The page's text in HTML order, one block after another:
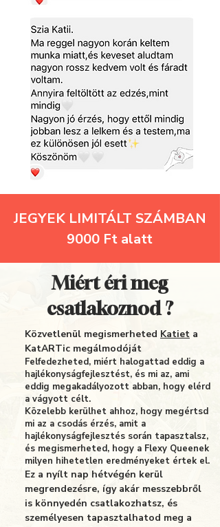
JEGYEK LIMITÁLT SZÁMBAN
9000 Ft alatt
Miért éri meg
csatlakoznod ?
Közvetlenül megismerheted Katiet a
KatARTic megálmodóját
Felfedezheted, miért halogattad eddig a
hajlékonyságfejlesztést, és mi az, ami
eddig megakadályozott abban, hogy elérd
a vágyott célt.
Közelebb kerülhet ahhoz, hogy megértsd
mi az a csodás érzés, amit a
hajlékonyságfejlesztés során tapasztalsz,
és megismerheted, hogy a Flexy Queenek
milyen hihetetlen eredményeket értek el.
Ez a nyílt nap hétvégén kerül
megrendezésre, így akár messzebbről
is könnyedén csatlakozhatsz, és
személyesen tapasztalhatod meg a